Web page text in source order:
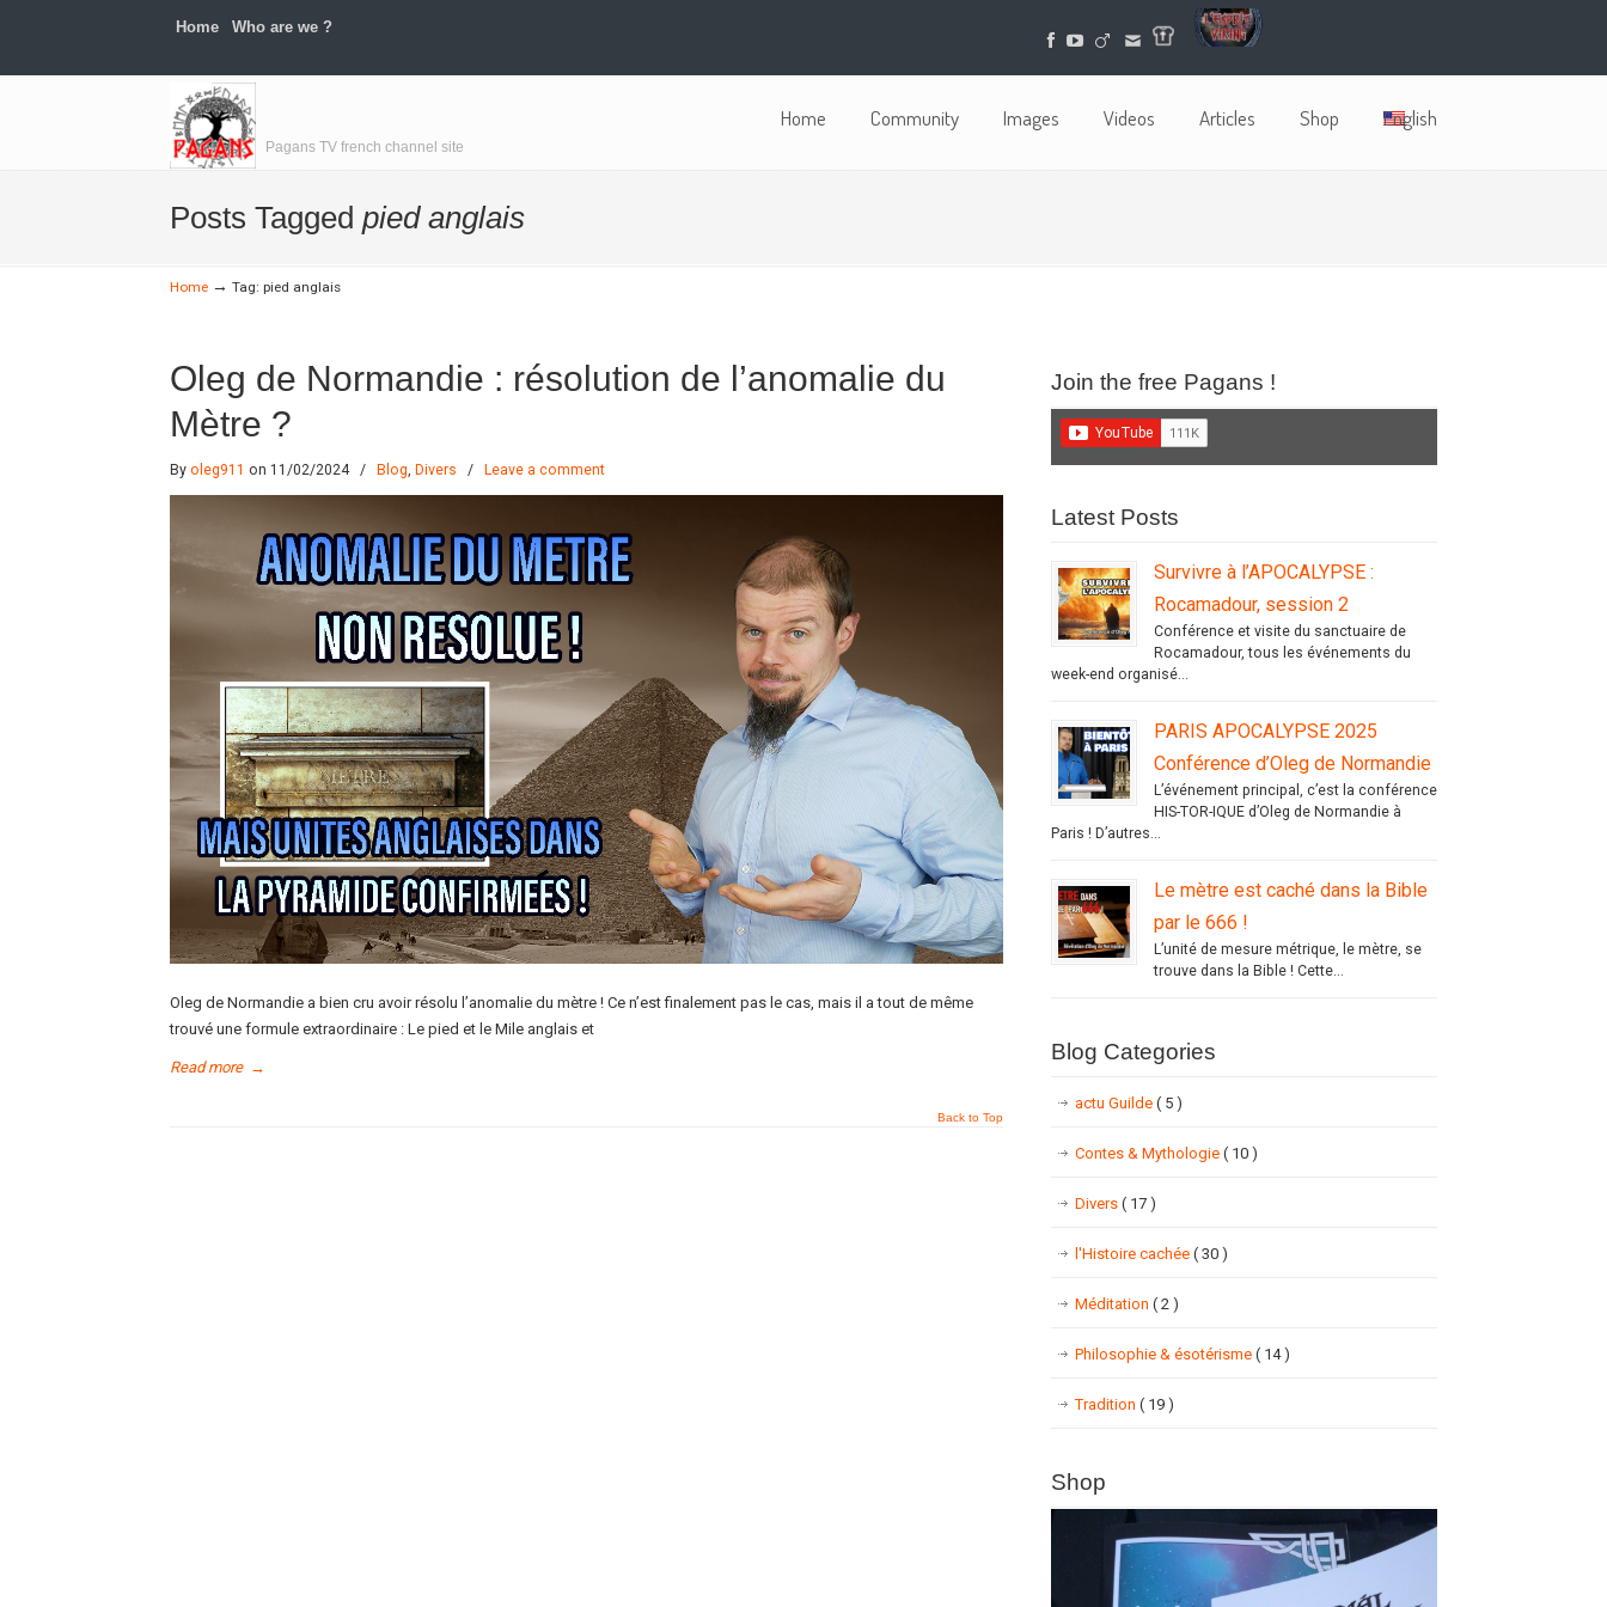
Home Who are we ?
Pagans TV french channel site
Home Community Images Videos Articles Shop
English
Navigation
Posts Tagged pied anglais
Home → Tag: pied anglais
Oleg de Normandie : résolution de l’anomalie du
Mètre ?
By oleg911 on 11/02/2024 / Blog, Divers / Leave a comment
Oleg de Normandie a bien cru avoir résolu l’anomalie du mètre ! Ce n’est finalement pas le cas, mais il a tout de même
trouvé une formule extraordinaire : Le pied et le Mile anglais et
Read more →
Back to Top
Join the free Pagans !
Latest Posts
Survivre à l’APOCALYPSE :
Rocamadour, session 2
Conférence et visite du sanctuaire de
Rocamadour, tous les événements du
week-end organisé...
PARIS APOCALYPSE 2025
Conférence d’Oleg de Normandie
L’événement principal, c’est la conférence
HIS-TOR-IQUE d’Oleg de Normandie à
Paris ! D’autres...
Le mètre est caché dans la Bible
par le 666 !
L’unité de mesure métrique, le mètre, se
trouve dans la Bible ! Cette...
Blog Categories
actu Guilde ( 5 )
Contes & Mythologie ( 10 )
Divers ( 17 )
l'Histoire cachée ( 30 )
Méditation ( 2 )
Philosophie & ésotérisme ( 14 )
Tradition ( 19 )
Shop